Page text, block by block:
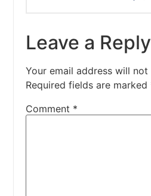
Leave a Reply
Your email address will not
Required fields are marked
Comment *